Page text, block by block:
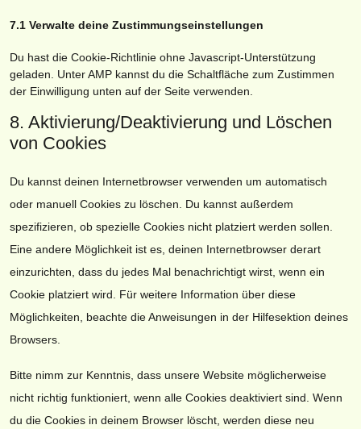
7.1 Verwalte deine Zustimmungseinstellungen
Du hast die Cookie-Richtlinie ohne Javascript-Unterstützung
geladen. Unter AMP kannst du die Schaltfläche zum Zustimmen
der Einwilligung unten auf der Seite verwenden.
8. Aktivierung/Deaktivierung und Löschen
von Cookies
Du kannst deinen Internetbrowser verwenden um automatisch
oder manuell Cookies zu löschen. Du kannst außerdem
spezifizieren, ob spezielle Cookies nicht platziert werden sollen.
Eine andere Möglichkeit ist es, deinen Internetbrowser derart
einzurichten, dass du jedes Mal benachrichtigt wirst, wenn ein
Cookie platziert wird. Für weitere Information über diese
Möglichkeiten, beachte die Anweisungen in der Hilfesektion deines
Browsers.
Bitte nimm zur Kenntnis, dass unsere Website möglicherweise
nicht richtig funktioniert, wenn alle Cookies deaktiviert sind. Wenn
du die Cookies in deinem Browser löscht, werden diese neu